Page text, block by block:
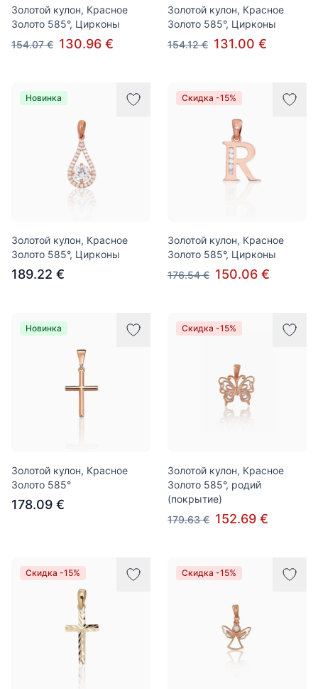
Золотой кулон, Красное
Золото 585°, Цирконы
154.07 € 130.96 €
Золотой кулон, Красное
Золото 585°, Цирконы
154.12 € 131.00 €
Новинка
Золотой кулон, Красное
Золото 585°, Цирконы
189.22 €
Скидка -15%
Золотой кулон, Красное
Золото 585°, Цирконы
176.54 € 150.06 €
Новинка
Золотой кулон, Красное
Золото 585°
178.09 €
Скидка -15%
Золотой кулон, Красное
Золото 585°, родий
(покрытие)
179.63 € 152.69 €
Скидка -15% Скидка -15%